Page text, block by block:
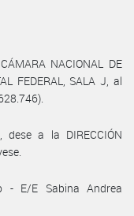
NACIONAL DE
FEDERAL, SALA J, al
dese a la DIRECCIÓN
- E/E Sabina Andrea